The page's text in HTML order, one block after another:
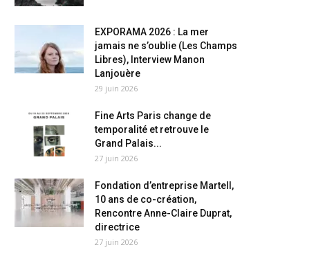
EXPORAMA 2026 : La mer
jamais ne s’oublie (Les Champs
Libres), Interview Manon
Lanjouère
29 juin 2026
Fine Arts Paris change de
temporalité et retrouve le
Grand Palais...
27 juin 2026
Fondation d’entreprise Martell,
10 ans de co-création,
Rencontre Anne-Claire Duprat,
directrice
27 juin 2026